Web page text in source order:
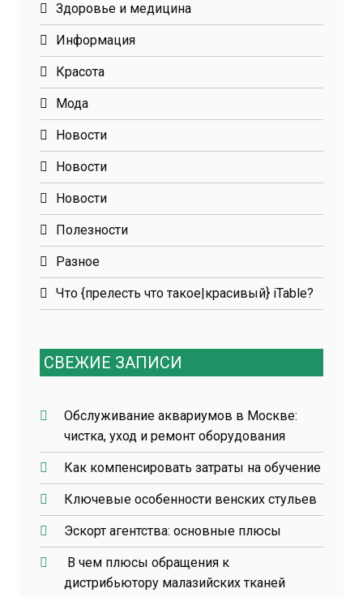
Здоровье и медицина
Информация
Красота
Мода
Новости
Новости
Новости
Полезности
Разное
Что {прелесть что такое|красивый} iTable?
СВЕЖИЕ ЗАПИСИ
Обслуживание аквариумов в Москве:
чистка, уход и ремонт оборудования
Как компенсировать затраты на обучение
Ключевые особенности венских стульев
Эскорт агентства: основные плюсы
В чем плюсы обращения к
дистрибьютору малазийских тканей